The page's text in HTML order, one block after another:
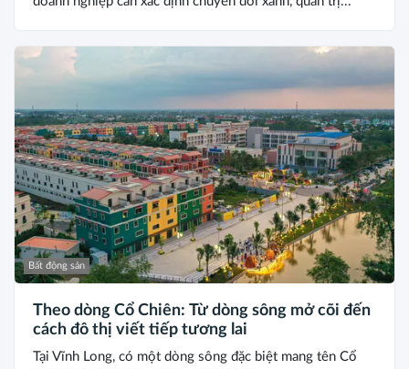
Bất động sản
Theo dòng Cổ Chiên: Từ dòng sông mở cõi đến
cách đô thị viết tiếp tương lai
Tại Vĩnh Long, có một dòng sông đặc biệt mang tên Cổ